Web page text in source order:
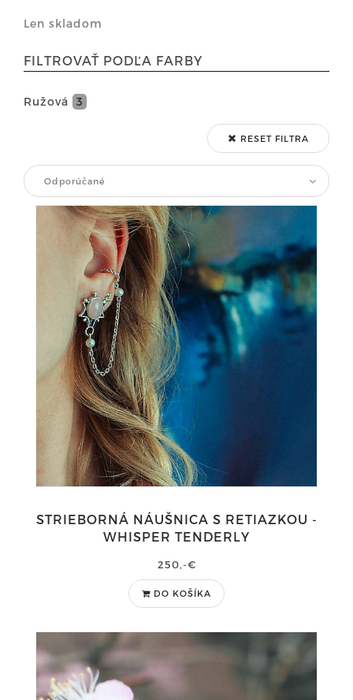
Len skladom
FILTROVAŤ PODĽA FARBY
Ružová 3
RESET FILTRA
Odporúčané
STRIEBORNÁ NÁUŠNICA S RETIAZKOU -
WHISPER TENDERLY
250,-€
DO KOŠÍKA